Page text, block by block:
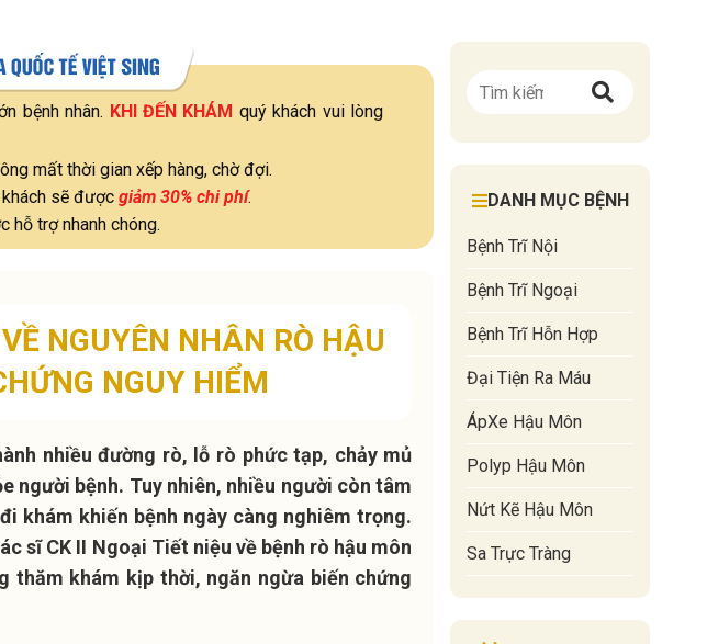
bệnh nhân. KHI ĐẾN KHÁM quý khách vui lòng
mất thời gian xếp hàng, chờ đợi.
sẽ được giảm 30% chi phí.
hỗ trợ nhanh chóng.
NGUYÊN NHÂN RÒ HẬU
NGUY HIỂM
nhiều đường rò, lỗ rò phức tạp, chảy mủ
người bệnh. Tuy nhiên, nhiều người còn tâm
khám khiến bệnh ngày càng nghiêm trọng.
sĩ CK II Ngoại Tiết niệu về bệnh rò hậu môn
thăm khám kịp thời, ngăn ngừa biến chứng
DANH MỤC BỆNH
Bệnh Trĩ Nội
Bệnh Trĩ Ngoại
Bệnh Trĩ Hỗn Hợp
Đại Tiện Ra Máu
ÁpXe Hậu Môn
Polyp Hậu Môn
Nứt Kẽ Hậu Môn
Sa Trực Tràng